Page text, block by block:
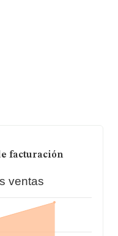
facturación
ventas